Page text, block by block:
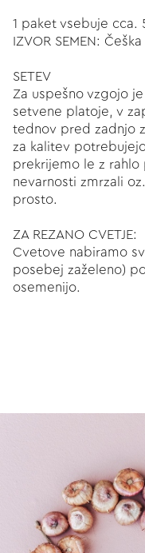
1 paket vsebuje cca.
IZVOR SEMEN: Češka
SETEV
Za uspešno vzgojo
setvene platoje, v
tednov pred zadnjo
za kalitev
prekrijemo le z rahlo
nevarnosti zmrzali
prosto.
ZA REZANO CVETJE:
Cvetove nabiramo
posebej zaželeno)
osemenijo.